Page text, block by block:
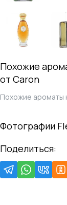
Похожие
от Caron
Похожие ароматы
Фотографии
Поделиться: